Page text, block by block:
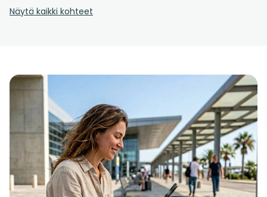
Näytä kaikki kohteet